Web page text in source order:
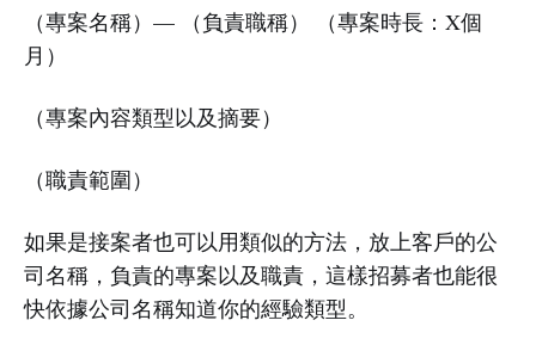
（專案名稱）— （負責職稱） （專案時長：X個
月）
（專案內容類型以及摘要）
（職責範圍）
如果是接案者也可以用類似的方法，放上客戶的公
司名稱，負責的專案以及職責，這樣招募者也能很
快依據公司名稱知道你的經驗類型。